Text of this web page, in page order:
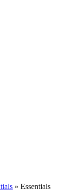
»Essentials